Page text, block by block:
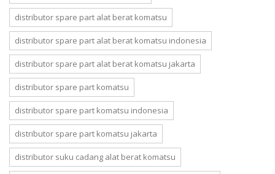
distributor spare part alat berat komatsu
distributor spare part alat berat komatsu indonesia
distributor spare part alat berat komatsu jakarta
distributor spare part komatsu
distributor spare part komatsu indonesia
distributor spare part komatsu jakarta
distributor suku cadang alat berat komatsu